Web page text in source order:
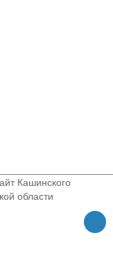
Кашинского
области